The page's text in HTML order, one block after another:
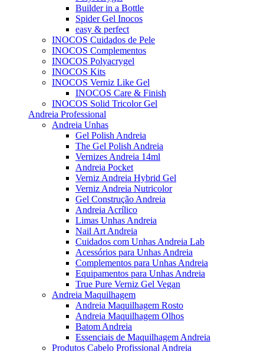
Builder in a Bottle
Spider Gel Inocos
easy & perfect
INOCOS Cuidados de Pele
INOCOS Complementos
INOCOS Polyacrygel
INOCOS Kits
INOCOS Verniz Like Gel
INOCOS Care & Finish
INOCOS Solid Tricolor Gel
Andreia Professional
Andreia Unhas
Gel Polish Andreia
The Gel Polish Andreia
Vernizes Andreia 14ml
Andreia Pocket
Verniz Andreia Hybrid Gel
Verniz Andreia Nutricolor
Gel Construção Andreia
Andreia Acrílico
Limas Unhas Andreia
Nail Art Andreia
Cuidados com Unhas Andreia Lab
Acessórios para Unhas Andreia
Complementos para Unhas Andreia
Equipamentos para Unhas Andreia
True Pure Verniz Gel Vegan
Andreia Maquilhagem
Andreia Maquilhagem Rosto
Andreia Maquilhagem Olhos
Batom Andreia
Essenciais de Maquilhagem Andreia
Produtos Cabelo Profissional Andreia